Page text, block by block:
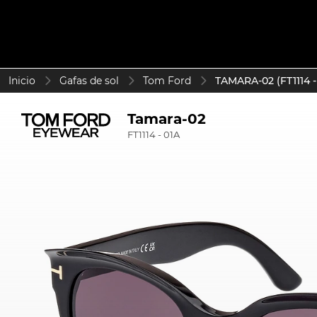
Inicio Gafas de sol Tom Ford TAMARA-02 (FT1114
Tamara-02
FT1114 - 01A